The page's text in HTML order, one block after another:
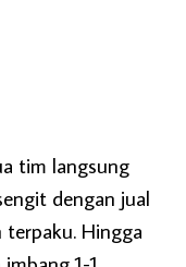
tim langsung
dengan jual
Hingga